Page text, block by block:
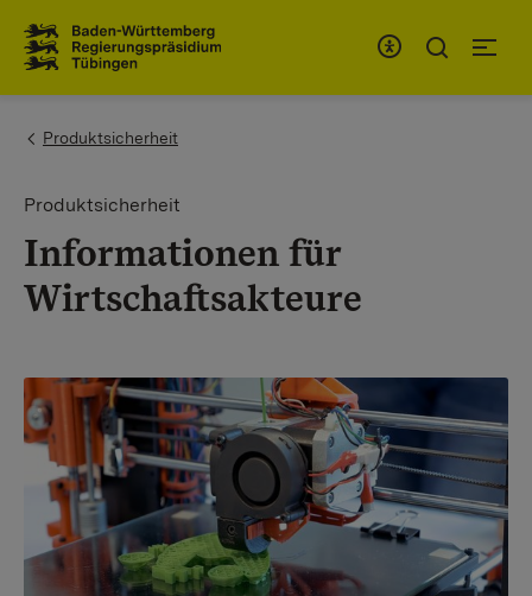
You are here:
Produktsicherheit
Produktsicherheit
Informationen für
Wirtschaftsakteure